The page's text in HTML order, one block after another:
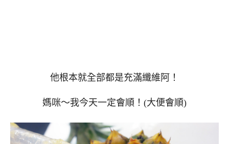
他根本就全部都是充滿纖維阿！
媽咪～我今天一定會順！(大便會順)